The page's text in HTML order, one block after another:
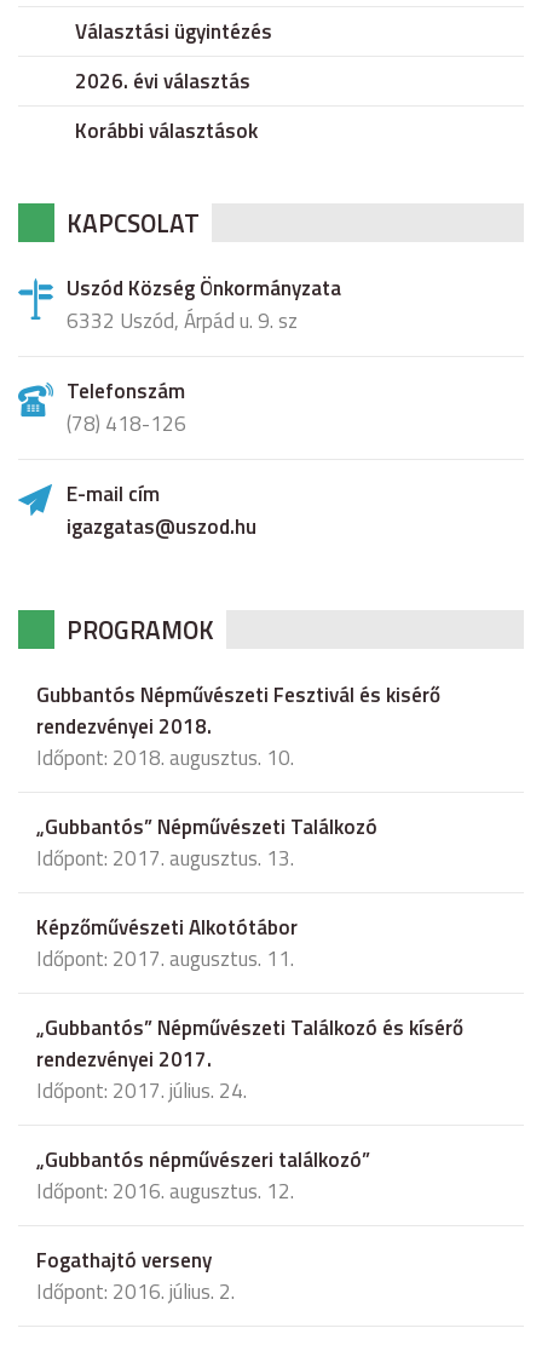
Választási ügyintézés
2026. évi választás
Korábbi választások
KAPCSOLAT
Uszód Község Önkormányzata
6332 Uszód, Árpád u. 9. sz
Telefonszám
(78) 418-126
E-mail cím
igazgatas@uszod.hu
PROGRAMOK
Gubbantós Népművészeti Fesztivál és kisérő
rendezvényei 2018.
Időpont: 2018. augusztus. 10.
„Gubbantós” Népművészeti Találkozó
Időpont: 2017. augusztus. 13.
Képzőművészeti Alkotótábor
Időpont: 2017. augusztus. 11.
„Gubbantós” Népművészeti Találkozó és kísérő
rendezvényei 2017.
Időpont: 2017. július. 24.
„Gubbantós népművészeri találkozó”
Időpont: 2016. augusztus. 12.
Fogathajtó verseny
Időpont: 2016. július. 2.